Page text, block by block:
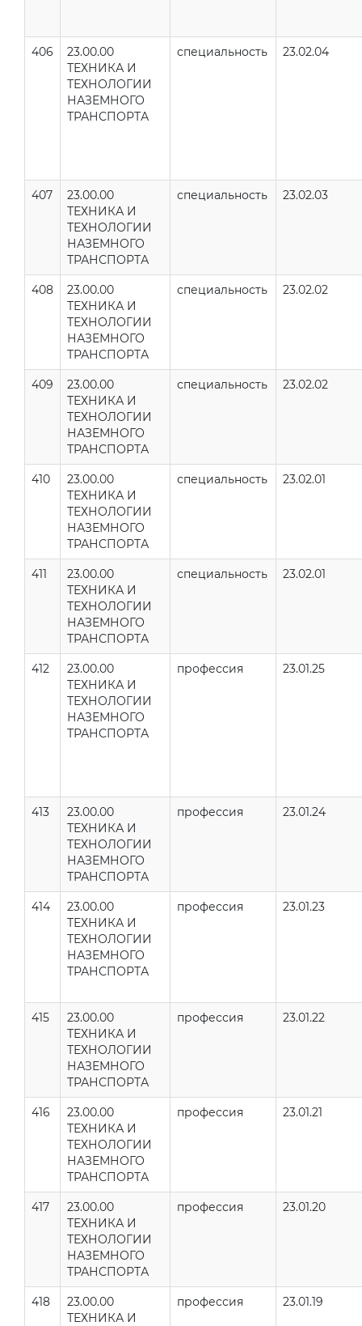
406
23.00.00
ТЕХНИКА И
ТЕХНОЛОГИИ
НАЗЕМНОГО
ТРАНСПОРТА
специальность 23.02.04
407
23.00.00
ТЕХНИКА И
ТЕХНОЛОГИИ
НАЗЕМНОГО
ТРАНСПОРТА
специальность 23.02.03
408
23.00.00
ТЕХНИКА И
ТЕХНОЛОГИИ
НАЗЕМНОГО
ТРАНСПОРТА
специальность 23.02.02
409
23.00.00
ТЕХНИКА И
ТЕХНОЛОГИИ
НАЗЕМНОГО
ТРАНСПОРТА
специальность 23.02.02
410
23.00.00
ТЕХНИКА И
ТЕХНОЛОГИИ
НАЗЕМНОГО
ТРАНСПОРТА
специальность 23.02.01
411
23.00.00
ТЕХНИКА И
ТЕХНОЛОГИИ
НАЗЕМНОГО
ТРАНСПОРТА
специальность 23.02.01
412
23.00.00
ТЕХНИКА И
ТЕХНОЛОГИИ
НАЗЕМНОГО
ТРАНСПОРТА
профессия 23.01.25
413
23.00.00
ТЕХНИКА И
ТЕХНОЛОГИИ
НАЗЕМНОГО
ТРАНСПОРТА
профессия 23.01.24
414
23.00.00
ТЕХНИКА И
ТЕХНОЛОГИИ
НАЗЕМНОГО
ТРАНСПОРТА
профессия 23.01.23
415
23.00.00
ТЕХНИКА И
ТЕХНОЛОГИИ
НАЗЕМНОГО
ТРАНСПОРТА
профессия 23.01.22
416
23.00.00
ТЕХНИКА И
ТЕХНОЛОГИИ
НАЗЕМНОГО
ТРАНСПОРТА
профессия 23.01.21
417
23.00.00
ТЕХНИКА И
ТЕХНОЛОГИИ
НАЗЕМНОГО
ТРАНСПОРТА
профессия 23.01.20
418
23.00.00
ТЕХНИКА И
профессия 23.01.19